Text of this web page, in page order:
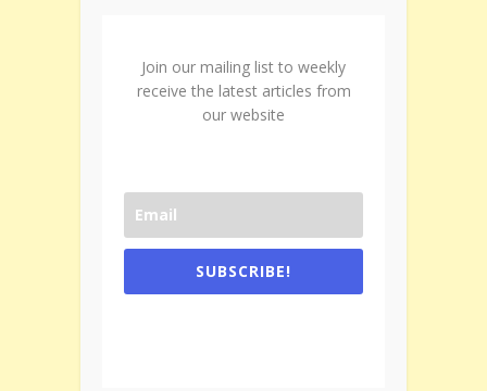
Join our mailing list to weekly
receive the latest articles from
our website
SUBSCRIBE!